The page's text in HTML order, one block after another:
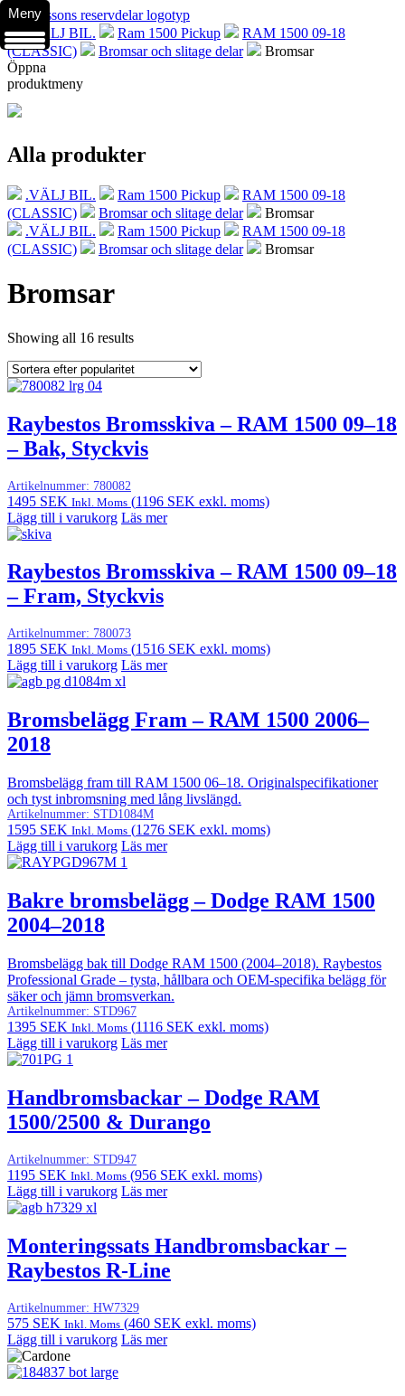
.VÄLJ BIL. Ram 1500 Pickup
RAM 1500 09-18
(CLASSIC)
Bromsar och slitage delar
Bromsar
Öppna
produktmeny
Alla produkter
.VÄLJ BIL. Ram 1500 Pickup
RAM 1500 09-18
(CLASSIC)
Bromsar och slitage delar
Bromsar
.VÄLJ BIL.
Ram 1500 Pickup
RAM 1500 09-18
(CLASSIC)
Bromsar och slitage delar Bromsar
Bromsar
Showing all 16 results
Raybestos Bromsskiva – RAM 1500 09–18
– Bak, Styckvis
Artikelnummer: 780082
1495 SEK Inkl. Moms (1196 SEK exkl. moms)
Lägg till i varukorg Läs mer
Raybestos Bromsskiva – RAM 1500 09–18
– Fram, Styckvis
Artikelnummer: 780073
1895 SEK Inkl. Moms (1516 SEK exkl. moms)
Lägg till i varukorg Läs mer
Bromsbelägg Fram – RAM 1500 2006–
2018
Bromsbelägg fram till RAM 1500 06–18. Originalspecifikationer
och tyst inbromsning med lång livslängd.
Artikelnummer: STD1084M
1595 SEK Inkl. Moms (1276 SEK exkl. moms)
Lägg till i varukorg Läs mer
Bakre bromsbelägg – Dodge RAM 1500
2004–2018
Bromsbelägg bak till Dodge RAM 1500 (2004–2018). Raybestos
Professional Grade – tysta, hållbara och OEM-specifika belägg för
säker och jämn bromsverkan.
Artikelnummer: STD967
1395 SEK Inkl. Moms (1116 SEK exkl. moms)
Lägg till i varukorg Läs mer
Handbromsbackar – Dodge RAM
1500/2500 & Durango
Artikelnummer: STD947
1195 SEK Inkl. Moms (956 SEK exkl. moms)
Lägg till i varukorg Läs mer
Monteringssats Handbromsbackar –
Raybestos R-Line
Artikelnummer: HW7329
575 SEK Inkl. Moms (460 SEK exkl. moms)
Lägg till i varukorg Läs mer
Meny